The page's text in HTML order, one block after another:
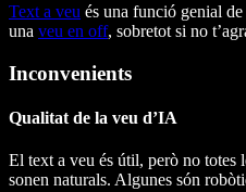
Text a veu és una funció genial
una veu en off, sobretot si no
Inconvenients
Qualitat de la veu d’IA
El text a veu és útil, però no totes
sonen naturals. Algunes són